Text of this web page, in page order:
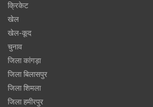
क्रिकेट
खेल
खेल-कूद
चुनाव
जिला कांगड़ा
जिला बिलासपुर
जिला शिमला
जिला हमीरपुर